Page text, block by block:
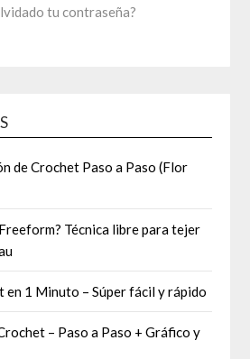
tu contraseña?
de Crochet Paso a Paso (Flor
Técnica libre para tejer
en 1 Minuto – Súper fácil y rápido
– Paso a Paso + Gráfico y